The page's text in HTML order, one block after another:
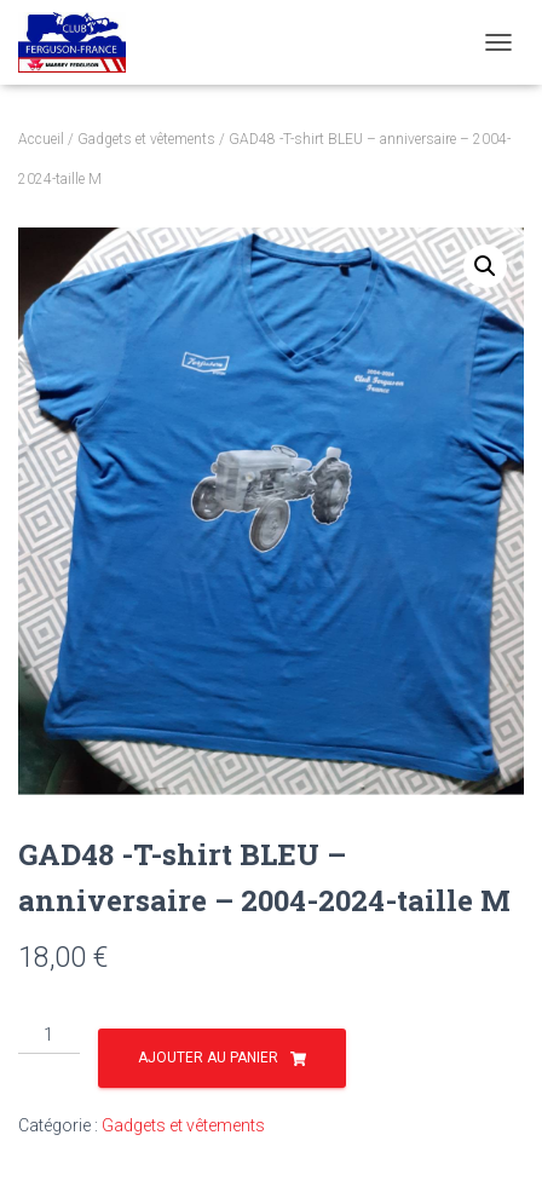
Accueil / Gadgets et vêtements / GAD48 -T-shirt BLEU – anniversaire – 2004-
2024-taille M
GAD48 -T-shirt BLEU –
anniversaire – 2004-2024-taille M
18,00 €
quantité
de
T-
AJOUTER AU PANIER
Catégorie : Gadgets et vêtements